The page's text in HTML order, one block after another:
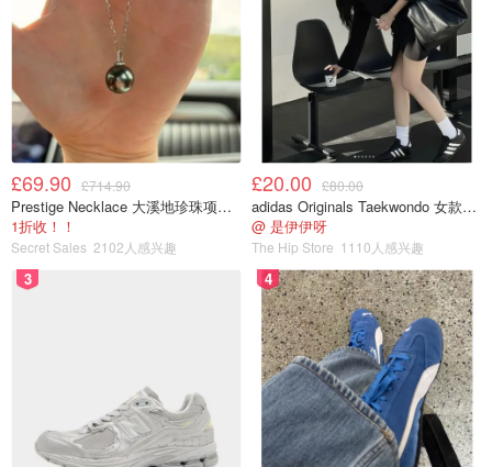
£69.90 £714.90
Prestige Necklace 大溪地珍珠项链 10-11mm
1折收！！
Secret Sales 2102人感兴趣
£20.00 £80.00
adidas Originals Taekwondo 女款黑色运动鞋
@ 是伊伊呀
The Hip Store 1110人感兴趣
3 4